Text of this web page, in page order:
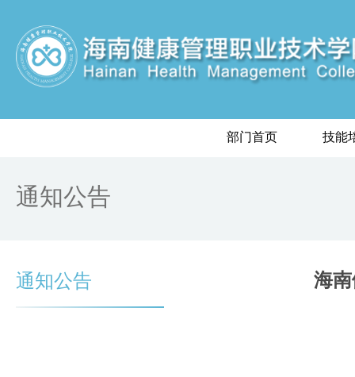
部门首页 技能
通知公告
通知公告 海